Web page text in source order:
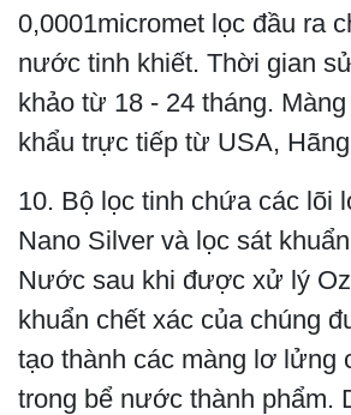
0,0001micromet lọc đầu ra
nước tinh khiết. Thời gian
khảo từ 18 - 24 tháng.
khẩu trực tiếp từ USA,
10. Bộ lọc tinh chứa các lõi
Nano Silver và lọc sát
Nước sau khi được xử lý
khuẩn chết xác của chúng
tạo thành các màng lơ lửng
trong bể nước thành phẩm.